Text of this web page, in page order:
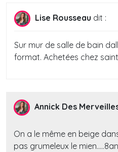
Lise Rousseau dit :
Sur mur de salle de bain
format. Achetées chez
Annick Des
On a le même en beige
pas grumeleux le